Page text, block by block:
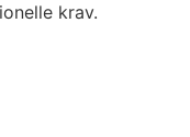
krav.